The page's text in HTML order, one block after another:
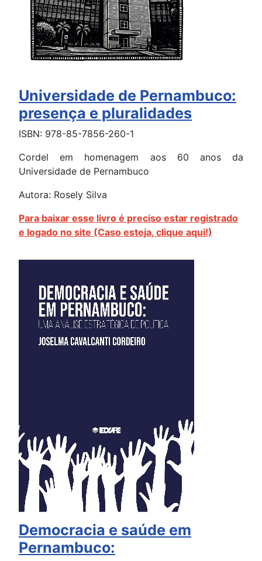
Universidade de Pernambuco:
presença e pluralidades
ISBN: 978-85-7856-260-1
Cordel em homenagem aos 60 anos da
Universidade de Pernambuco
Autora: Rosely Silva
Para baixar esse livro é preciso estar registrado
e logado no site (Caso esteja, clique aqui!)
Democracia e saúde em
Pernambuco: